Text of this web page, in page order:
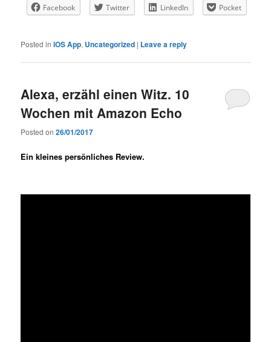
Facebook Twitter LinkedIn Pocket
Posted in iOS App, Uncategorized | Leave a reply
Alexa, erzähl einen Witz. 10
Wochen mit Amazon Echo
Posted on26/01/2017
Ein kleines persönliches Review.